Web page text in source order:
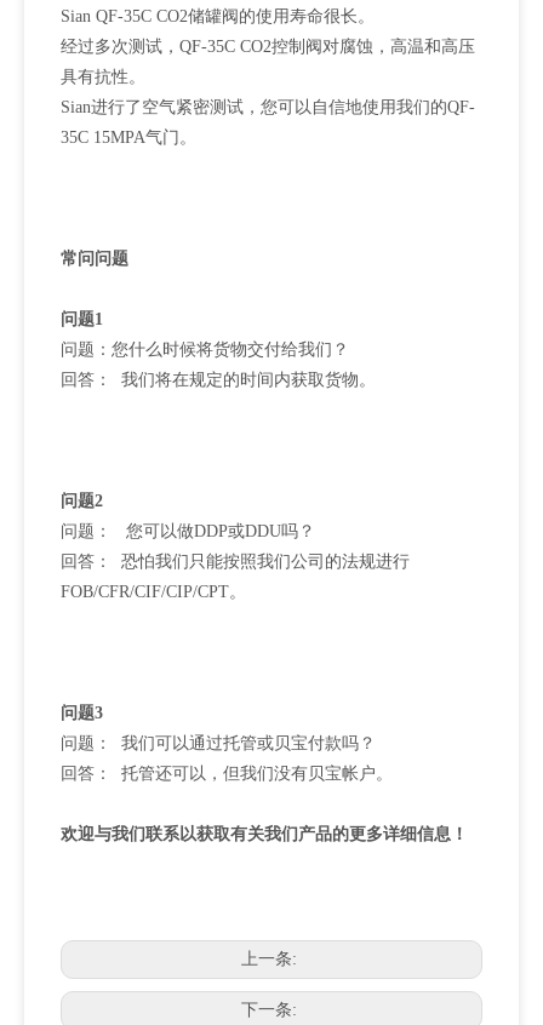
Sian QF-35C CO2储罐阀的使用寿命很长。
经过多次测试，QF-35C CO2控制阀对腐蚀，高温和高压
具有抗性。
Sian进行了空气紧密测试，您可以自信地使用我们的QF-
35C 15MPA气门。
常问问题
问题1
问题：您什么时候将货物交付给我们？
回答： 我们将在规定的时间内获取货物。
问题2
问题： 您可以做DDP或DDU吗？
回答： 恐怕我们只能按照我们公司的法规进行
FOB/CFR/CIF/CIP/CPT。
问题3
问题： 我们可以通过托管或贝宝付款吗？
回答： 托管还可以，但我们没有贝宝帐户。
欢迎与我们联系以获取有关我们产品的更多详细信息！
上一条:
下一条: